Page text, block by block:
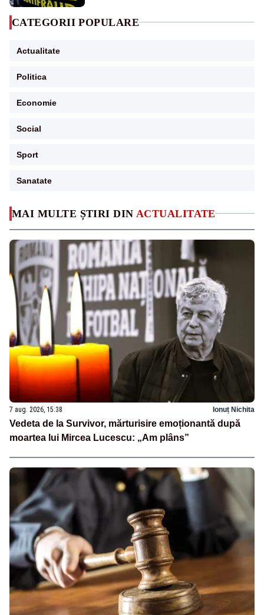
MAI MULTE ȘTIRI DIN ACTUALITATE
7 aug. 2026, 15:38 Ionuț Nichita
Vedeta de la Survivor, mărturisire emoționantă după
moartea lui Mircea Lucescu: „Am plâns”
CATEGORII POPULARE
Actualitate
Politica
Economie
Social
Sport
Sanatate